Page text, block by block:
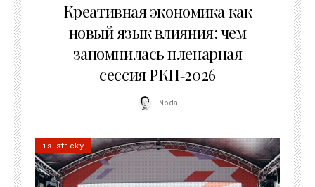
Креативная экономика как
новый язык влияния: чем
запомнилась пленарная
сессия РКН‑2026
Moda
is sticky